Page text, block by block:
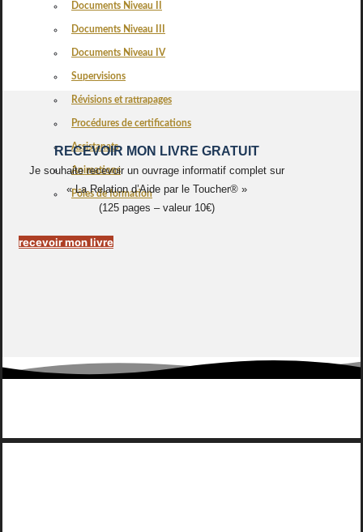
Documents Niveau II
Documents Niveau III
Documents Niveau IV
Supervisions
Révisions et rattrapages
Procédures de certifications
Assistanats
Animations
Pôles de formation
RECEVOIR MON LIVRE GRATUIT
Je souhaite recevoir un ouvrage informatif complet sur
« La Relation d’Aide par le Toucher® »
(125 pages – valeur 10€)
recevoir mon livre